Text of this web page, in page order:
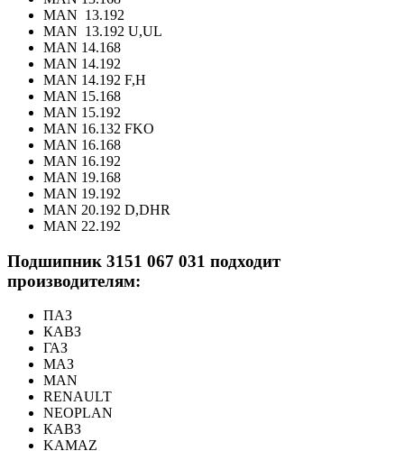
MAN 13.192
MAN 13.192 U,UL
MAN 14.168
MAN 14.192
MAN 14.192 F,H
MAN 15.168
MAN 15.192
MAN 16.132 FKO
MAN 16.168
MAN 16.192
MAN 19.168
MAN 19.192
MAN 20.192 D,DHR
MAN 22.192
Подшипник 3151 067 031 подходит
производителям:
ПАЗ
КАВЗ
ГАЗ
МАЗ
MAN
RENAULT
NEOPLAN
КАВЗ
KAMAZ